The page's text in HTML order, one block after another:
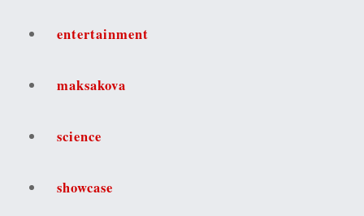
entertainment
maksakova
science
showcase